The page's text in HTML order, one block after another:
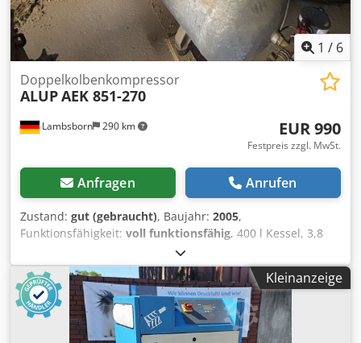
1 / 6
Lambsborn 290 km
Doppelkolbenkompressor
ALUPAEK 851-270
EUR 990
Festpreis zzgl. MwSt.
Anfragen Anrufen
Zustand: gut (gebraucht), Baujahr: 2005,
Funktionsfähigkeit: voll funktionsfähig, 400 l Kessel, 3,8
kW, 10 bar, mit Kondensatentleerung, wurde als Backup
Kompressor benutzt, guter Zustand Dcodpfxsybbfij Aixok
Preis ab Standort Transport gegen Aufpreis möglich!
Aufgrund des Alters der Gebrauchtmaschine erfolgt beim
Verkauf an gewerbliche Kunden der Ausschluss der
Gewährleistung.
Kleinanzeige